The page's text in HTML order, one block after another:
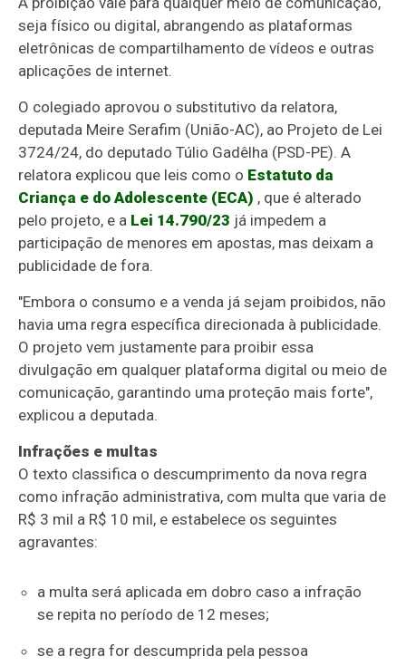
seja físico ou digital, abrangendo as plataformas
eletrônicas de compartilhamento de vídeos e outras
aplicações de internet.
O colegiado aprovou osubstitutivo da relatora,
deputada Meire Serafim (União-AC), ao Projeto de Lei
3724/24, do deputado Túlio Gadêlha (PSD-PE). A
relatora explicou que leis como o Estatuto da
Criança e do Adolescente (ECA) , que é alterado
pelo projeto, e a Lei 14.790/23 já impedem a
participação de menores em apostas, mas deixam a
publicidade de fora.
"Embora o consumo e a venda já sejam proibidos, não
havia uma regra específica direcionada à publicidade.
O projeto vem justamente para proibir essa
divulgação em qualquer plataforma digital ou meio de
comunicação, garantindo uma proteção mais forte",
explicou a deputada.
Infrações e multas
O texto classifica o descumprimento da nova regra
como infração administrativa, com multa que varia de
R$ 3 mil a R$ 10 mil, e estabelece os seguintes
agravantes:
a multa será aplicada em dobro caso a infração
se repita no período de 12 meses;
se a regra for descumprida pela pessoa